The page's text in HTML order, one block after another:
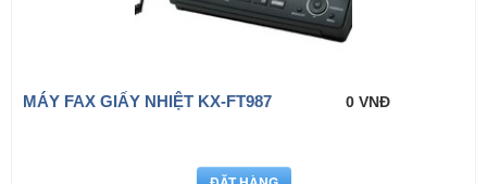
MÁY FAX GIẤY NHIỆT KX-FT987 0 VNĐ